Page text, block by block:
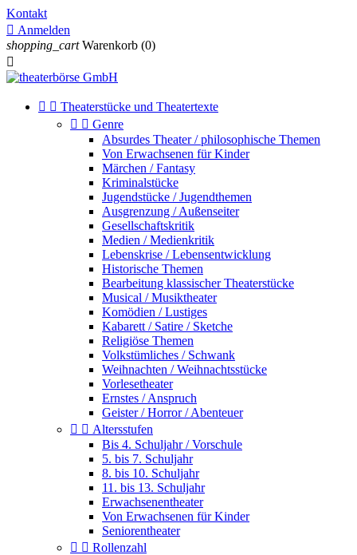
Kontakt
 Anmelden
shopping_cart Warenkorb (0)

  Theaterstücke und Theatertexte
  Genre
Absurdes Theater / philosophische Themen
Von Erwachsenen für Kinder
Märchen / Fantasy
Kriminalstücke
Jugendstücke / Jugendthemen
Ausgrenzung / Außenseiter
Gesellschaftskritik
Medien / Medienkritik
Lebenskrise / Lebensentwicklung
Historische Themen
Bearbeitung klassischer Theaterstücke
Musical / Musiktheater
Komödien / Lustiges
Kabarett / Satire / Sketche
Religiöse Themen
Volkstümliches / Schwank
Weihnachten / Weihnachtsstücke
Vorlesetheater
Ernstes / Anspruch
Geister / Horror / Abenteuer
  Altersstufen
Bis 4. Schuljahr / Vorschule
5. bis 7. Schuljahr
8. bis 10. Schuljahr
11. bis 13. Schuljahr
Erwachsenentheater
Von Erwachsenen für Kinder
Seniorentheater
  Rollenzahl